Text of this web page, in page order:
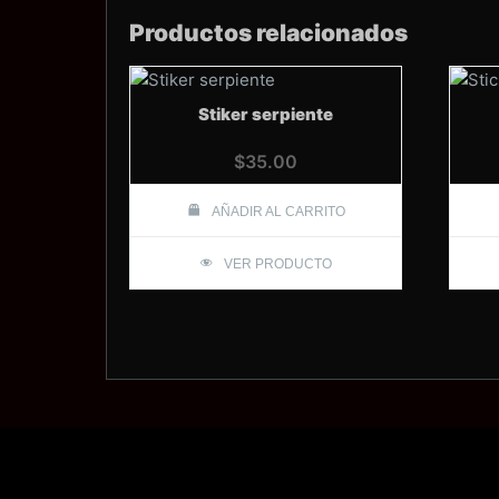
Productos relacionados
Stiker serpiente
$35.00
AÑADIR AL CARRITO
VER PRODUCTO